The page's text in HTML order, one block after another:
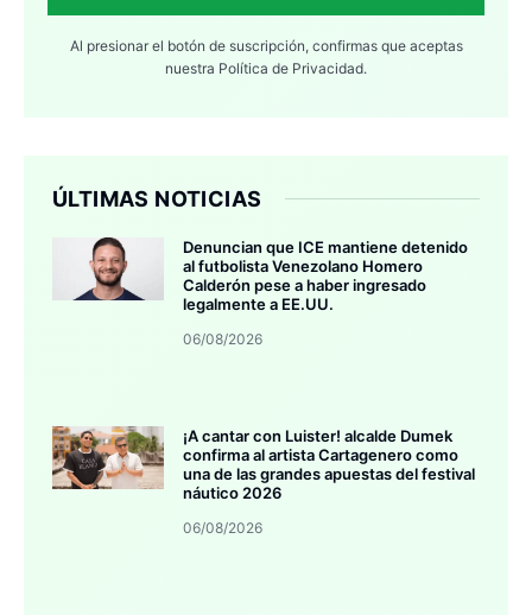
Al presionar el botón de suscripción, confirmas que aceptas
nuestra Política de Privacidad.
ÚLTIMAS NOTICIAS
Denuncian que ICE mantiene detenido
al futbolista Venezolano Homero
Calderón pese a haber ingresado
legalmente a EE.UU.
06/08/2026
¡A cantar con Luister! alcalde Dumek
confirma al artista Cartagenero como
una de las grandes apuestas del festival
náutico 2026
06/08/2026